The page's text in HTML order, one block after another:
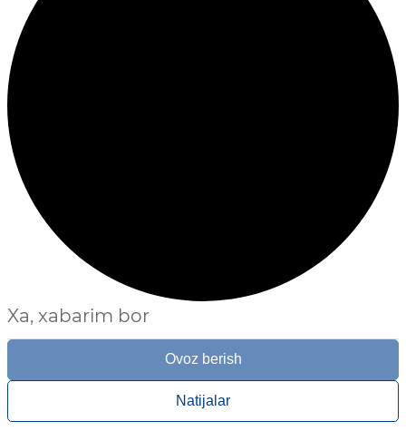
Xa, xabarim bor
Ovoz berish
Natijalar